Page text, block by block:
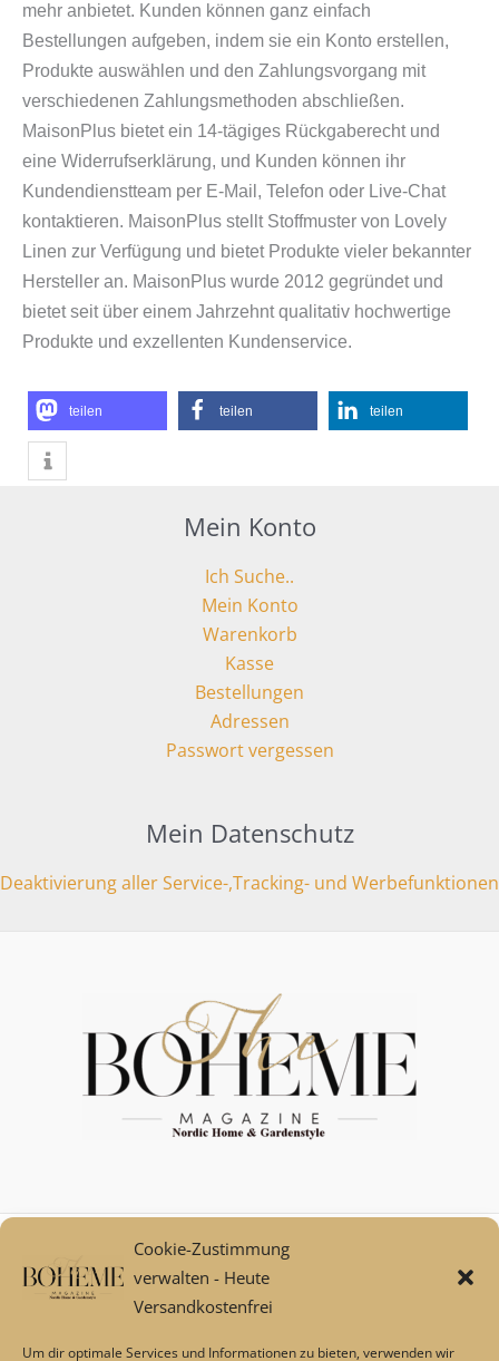
Cookie-Zustimmung
verwalten - Heute
Versandkostenfrei
Um dir optimale Services und Informationen zu bieten, verwenden wir
mehr anbietet. Kunden können ganz einfach
Bestellungen aufgeben, indem sie ein Konto erstellen,
Produkte auswählen und den Zahlungsvorgang mit
verschiedenen Zahlungsmethoden abschließen.
MaisonPlus bietet ein 14-tägiges Rückgaberecht und
eine Widerrufserklärung, und Kunden können ihr
Kundendienstteam per E-Mail, Telefon oder Live-Chat
kontaktieren. MaisonPlus stellt Stoffmuster von Lovely
Linen zur Verfügung und bietet Produkte vieler bekannter
Hersteller an. MaisonPlus wurde 2012 gegründet und
bietet seit über einem Jahrzehnt qualitativ hochwertige
Produkte und exzellenten Kundenservice.
teilen teilen teilen
Mein Konto
Ich Suche..
Mein Konto
Warenkorb
Kasse
Bestellungen
Adressen
Passwort vergessen
Mein Datenschutz
Deaktivierung aller Service-,Tracking- und Werbefunktionen
Mein Konto
Zahlungsarten
Versand und Retoure****